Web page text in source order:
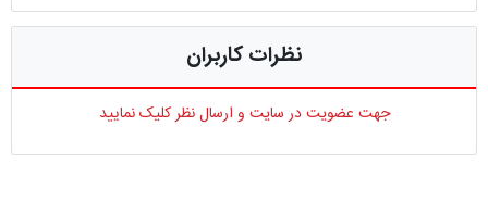
نظرات کاربران
جهت عضویت در سایت و ارسال نظر کلیک نمایید